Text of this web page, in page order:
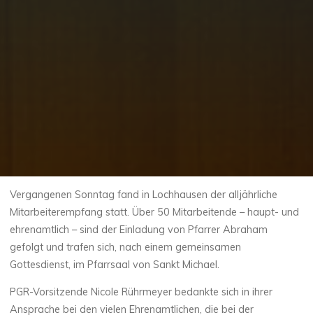
Vergangenen Sonntag fand in Lochhausen der alljährliche
Mitarbeiterempfang statt. Über 50 Mitarbeitende – haupt- und
ehrenamtlich – sind der Einladung von Pfarrer Abraham
gefolgt und trafen sich, nach einem gemeinsamen
Gottesdienst, im Pfarrsaal von Sankt Michael.
PGR-Vorsitzende Nicole Rührmeyer bedankte sich in ihrer
Ansprache bei den vielen Ehrenamtlichen, die bei der